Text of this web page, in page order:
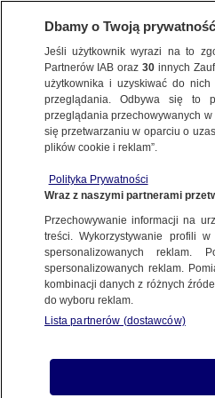
METEO
ŚWIAT
Przyniosły zbyt wiele
21.03.2024, 16:13
Udostępnij
Dbamy o Twoją prywatność
Jeśli użytkownik wyrazi na to
Partnerów IAB oraz30 innych
użytkownika i uzyskiwać do
przeglądania. Odbywa się to
przeglądania przechowywanych
się przetwarzaniu w oparciu o
plików cookie i reklam”.
Polityka Prywatności
Wraz z naszymi partnerami
Przechowywanie informacji na
treści. Wykorzystywanie profili
spersonalizowanych reklam.
spersonalizowanych reklam.
kombinacji danych z różnych
do wyboru reklam.
Lista partnerów (dostawców)